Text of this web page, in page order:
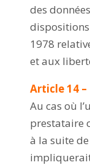
des
1978
et aux
Article 14
Au cas où
prestataire
à la suite